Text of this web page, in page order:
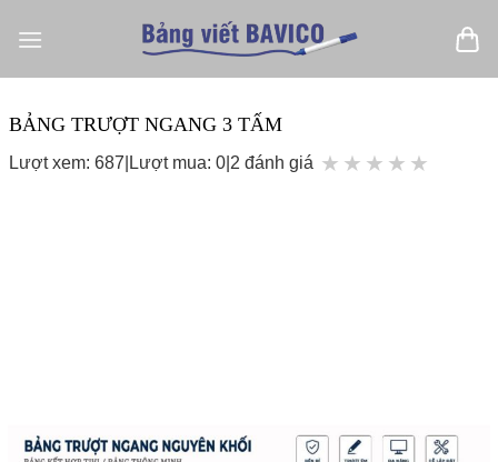
qua
BẢNG TRƯỢT NGANG 3 TẤM
Lượt xem: 687 Lượt mua: 0| 2 đánh giá ★ ★ ★ ★ ★